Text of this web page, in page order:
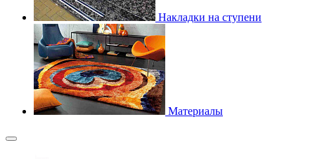
Накладки на ступени
Материалы